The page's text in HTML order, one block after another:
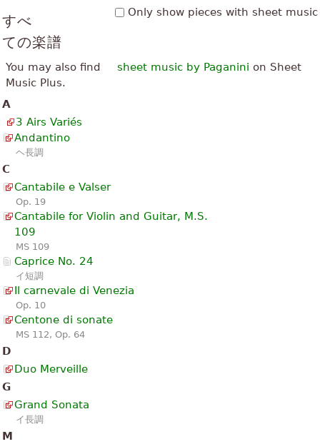
Only show pieces with sheet music
すべ
ての楽譜
You may also find sheet music by Paganini on Sheet
Music Plus.
A
3 Airs Variés
Andantino
ヘ長調
C
Cantabile e Valser
Op. 19
Cantabile for Violin and Guitar, M.S.
109
MS 109
Caprice No. 24
イ短調
Il carnevale di Venezia
Op. 10
Centone di sonate
MS 112, Op. 64
D
Duo Merveille
G
Grand Sonata
イ長調
M